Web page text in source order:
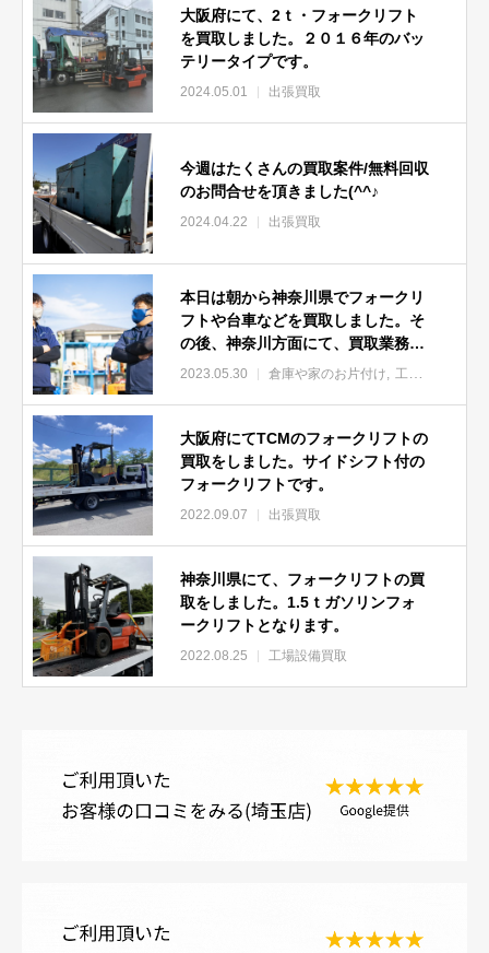
大阪府にて、2ｔ・フォークリフト
を買取しました。２０１６年のバッ
テリータイプです。
2024.05.01 出張買取
今週はたくさんの買取案件/無料回収
のお問合せを頂きました(^^♪
2024.04.22 出張買取
本日は朝から神奈川県でフォークリ
フトや台車などを買取しました。そ
の後、神奈川方面にて、買取業務を
行っています。
2023.05.30 倉庫や家のお片付け 工場設備買取
大阪府にてTCMのフォークリフトの
買取をしました。サイドシフト付の
フォークリフトです。
2022.09.07 出張買取
神奈川県にて、フォークリフトの買
取をしました。1.5ｔガソリンフォ
ークリフトとなります。
2022.08.25 工場設備買取